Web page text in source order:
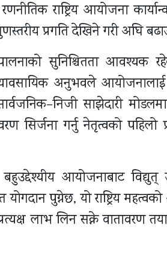
राष्ट्रिय आयोजना
प्रगति देखिने गरी अघि
सुनिश्चितता आवश्यक
अनुभवले
साझेदारी
सिर्जना गर्नु नेतृत्वको पहिलो
आयोजनाबाट विद्युत्
योगदान पुग्नेछ, यो राष्ट्रिय
लाभ लिन सक्ने वातावरण